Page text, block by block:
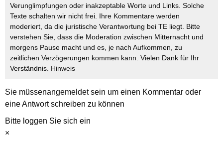
Verunglimpfungen oder inakzeptable Worte und Links. Solche
Texte schalten wir nicht frei. Ihre Kommentare werden
moderiert, da die juristische Verantwortung bei TE liegt. Bitte
verstehen Sie, dass die Moderation zwischen Mitternacht und
morgens Pause macht und es, je nach Aufkommen, zu
zeitlichen Verzögerungen kommen kann. Vielen Dank für Ihr
Verständnis. Hinweis
Sie müssenangemeldetsein um einen Kommentar oder
eine Antwort schreiben zu können
Bitte loggen Sie sich ein
×